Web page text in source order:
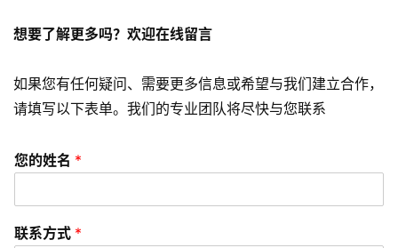
频
资
讯
问
想要了解更多吗？欢迎在线留言
如果您有任何疑问、需要更多信息或希望与我们建立合作，
请填写以下表单。我们的专业团队将尽快与您联系
您的姓名 *
联系方式 *